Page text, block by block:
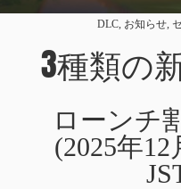
DLC, お知らせ,
3種類の
ローンチ
(2025年